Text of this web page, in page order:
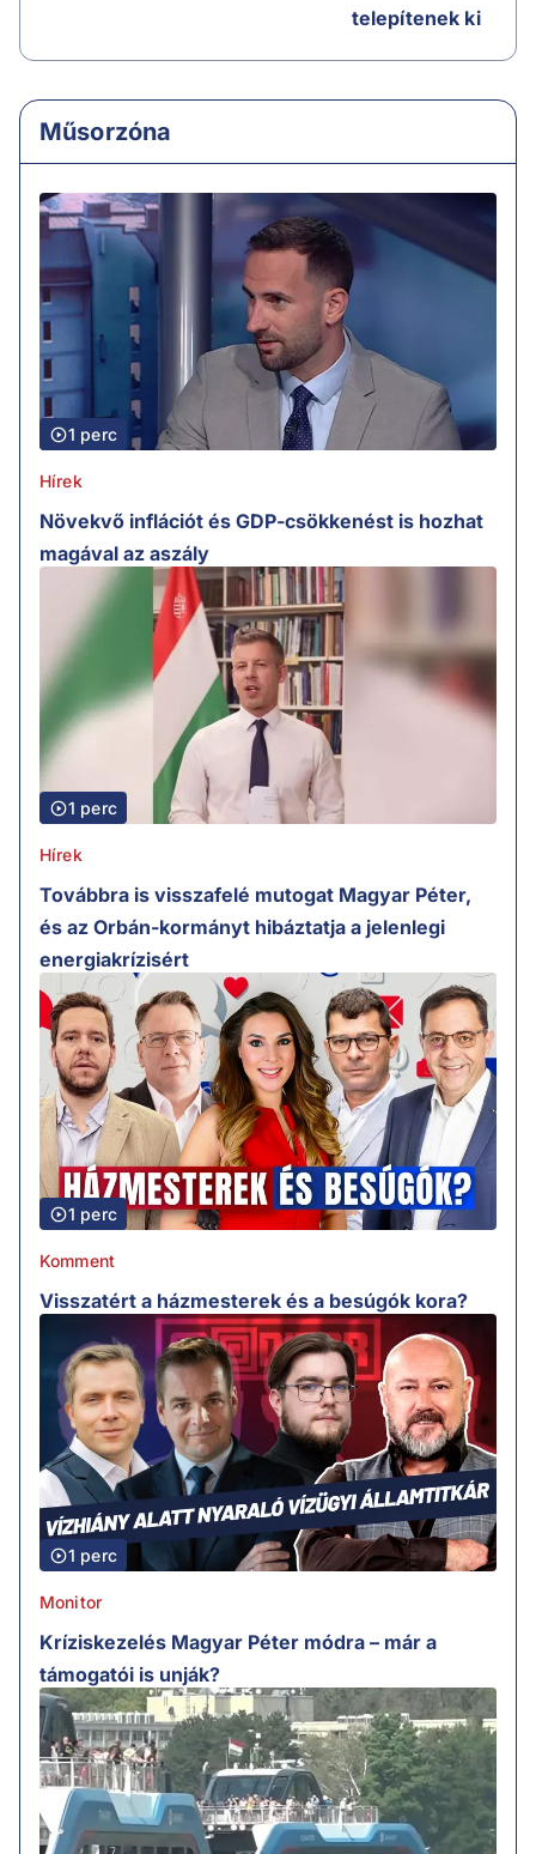
telepítenek ki
Műsorzóna
1 perc
Hírek
Növekvő inflációt és GDP-csökkenést is hozhat
magával az aszály
1 perc
Hírek
Továbbra is visszafelé mutogat Magyar Péter,
és az Orbán-kormányt hibáztatja a jelenlegi
energiakrízisért
1 perc
Komment
Visszatért a házmesterek és a besúgók kora?
1 perc
Monitor
Kríziskezelés Magyar Péter módra – már a
támogatói is unják?